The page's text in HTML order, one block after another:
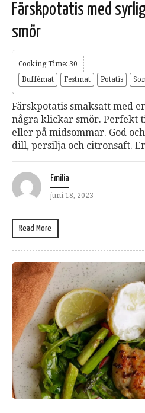
Färskpotatis med
smör
Cooking Time: 30
Buffémat
Festmat Potatis
Färskpotatis smaksatt med
några klickar smör. Perfekt
eller på midsommar. God
dill, persilja och citronsaft.
Emilia
juni 18, 2023
Read More